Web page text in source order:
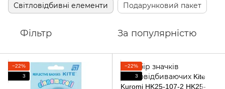
Світловідбивні елементи Подарунковий пакет
Фільтр За популярністю
−22%
3
−22%
3